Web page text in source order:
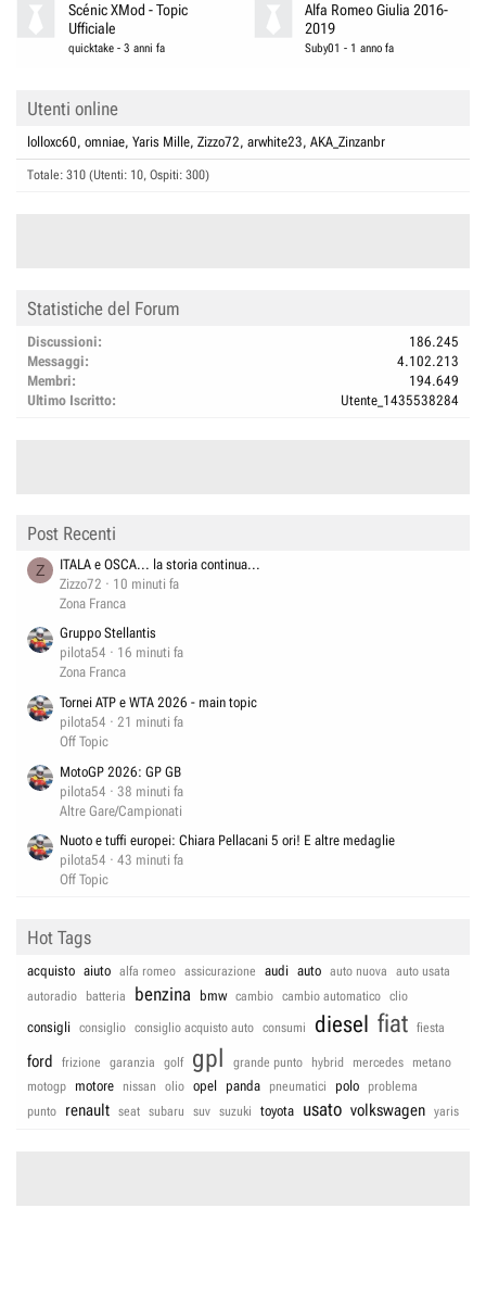
Scénic XMod - Topic
Ufficiale
quicktake -3 anni fa
Alfa Romeo Giulia 2016-
2019
Suby01 - 1 anno fa
Utenti online
lolloxc60 omniae Yaris Mille Zizzo72 arwhite23 AKA_Zinzanbr
Totale: 310 (Utenti: 10, Ospiti: 300)
Statistiche del Forum
Discussioni
186.245
Messaggi
4.102.213
Membri
194.649
Ultimo Iscritto
Utente_1435538284
Post Recenti
Z
ITALA e OSCA... la storia continua...
Zizzo72
10 minuti fa
Zona Franca
Gruppo Stellantis
pilota54
16 minuti fa
Zona Franca
Tornei ATP e WTA 2026 - main topic
pilota54
21 minuti fa
Off Topic
MotoGP 2026: GP GB
pilota54
38 minuti fa
Altre Gare/Campionati
Nuoto e tuffi europei: Chiara Pellacani 5 ori! E altre medaglie
pilota54
43 minuti fa
Off Topic
Hot Tags
acquisto aiuto alfa romeo assicurazione audi auto auto nuova
auto usata
autoradio
batteria benzina bmw cambio cambio automatico clio
consigli consiglio consiglio acquisto auto consumi diesel fiat fiesta
ford frizione garanzia golf gpl grande punto hybrid mercedes
metano
motogp
motore nissan olio opel panda pneumatici polo
problema
punto
renault seat subaru suv suzuki toyota usato volkswagen yaris